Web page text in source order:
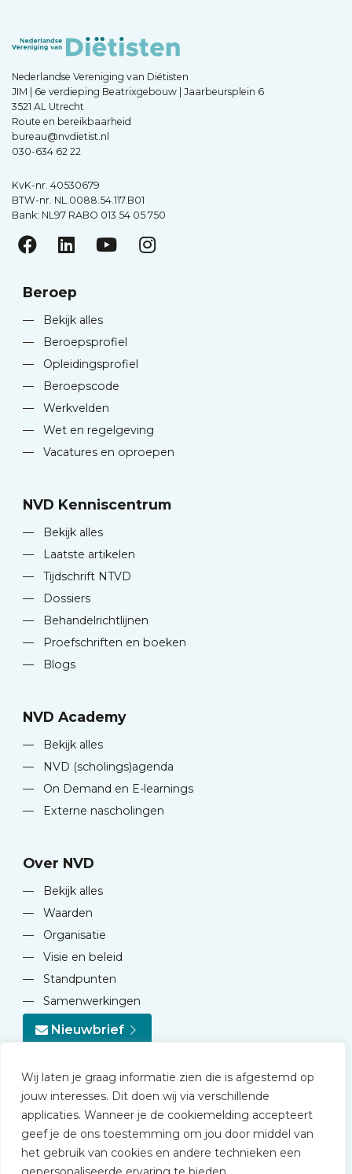
Wij laten je graag informatie zien die is afgestemd op
jouw interesses. Dit doen wij via verschillende
applicaties. Wanneer je de cookiemelding accepteert
geef je de ons toestemming om jou door middel van
het gebruik van cookies en andere technieken een
Nederlandse Vereniging van Diëtisten
JIM | 6e verdieping Beatrixgebouw | Jaarbeursplein 6
3521 AL Utrecht
Route en bereikbaarheid
bureau@nvdietist.nl
030-634 62 22
KvK-nr. 40530679
BTW-nr. NL.0088.54.117.B01
Bank: NL97 RABO 013 54 05 750
Beroep
—
Bekijk alles
—
Beroepsprofiel
—
Opleidingsprofiel
—
Beroepscode
—
Werkvelden
—
Wet en regelgeving
—
Vacatures en oproepen
NVD Kenniscentrum
—
Bekijk alles
—
Laatste artikelen
—
Tijdschrift NTVD
—
Dossiers
—
Behandelrichtlijnen
—
Proefschriften en boeken
—
Blogs
NVD Academy
—
Bekijk alles
—
NVD (scholings)agenda
—
On Demand en E-learnings
—
Externe nascholingen
Over NVD
—
Bekijk alles
—
Waarden
—
Organisatie
—
Visie en beleid
—
Standpunten
—
Samenwerkingen
Nieuwbrief
© 2026 NVD
Privacy statement